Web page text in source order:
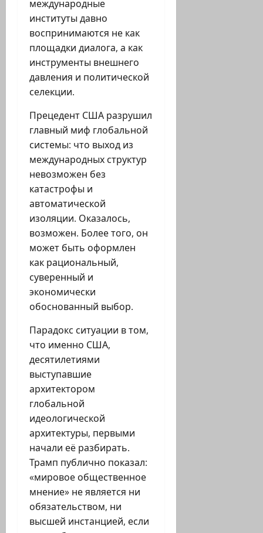
международные
институты давно
воспринимаются не как
площадки диалога, а как
инструменты внешнего
давления и политической
селекции.
Прецедент США разрушил
главный миф глобальной
системы: что выход из
международных структур
невозможен без
катастрофы и
автоматической
изоляции. Оказалось,
возможен. Более того, он
может быть оформлен
как рациональный,
суверенный и
экономически
обоснованный выбор.
Парадокс ситуации в том,
что именно США,
десятилетиями
выступавшие
архитектором
глобальной
идеологической
архитектуры, первыми
начали её разбирать.
Трамп публично показал:
«мировое общественное
мнение» не является ни
обязательством, ни
высшей инстанцией, если